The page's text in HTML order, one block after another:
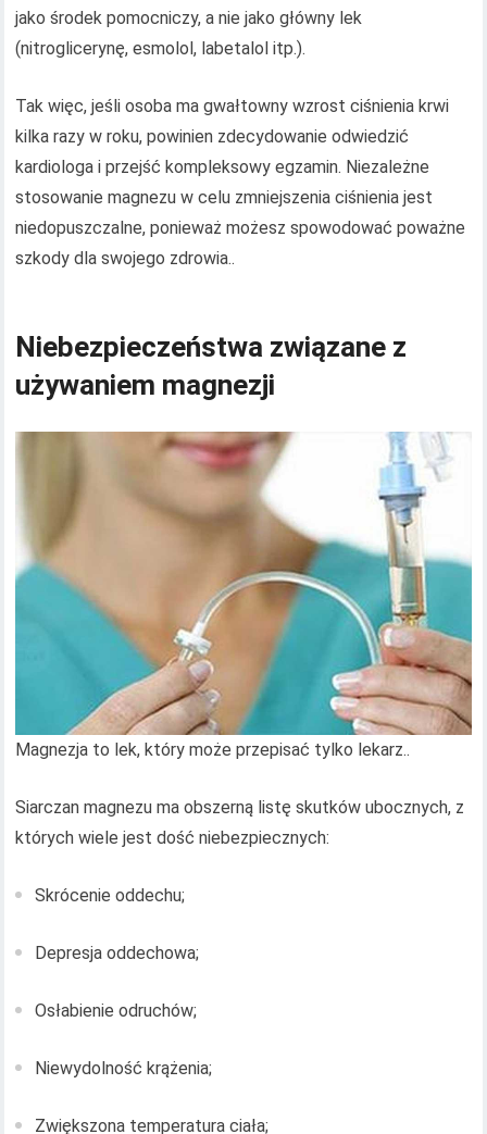
jako środek pomocniczy, a nie jako główny lek
(nitroglicerynę, esmolol, labetalol itp.).
Tak więc, jeśli osoba ma gwałtowny wzrost ciśnienia krwi
kilka razy w roku, powinien zdecydowanie odwiedzić
kardiologa i przejść kompleksowy egzamin. Niezależne
stosowanie magnezu w celu zmniejszenia ciśnienia jest
niedopuszczalne, ponieważ możesz spowodować poważne
szkody dla swojego zdrowia..
Niebezpieczeństwa związane z
używaniem magnezji
Magnezja to lek, który może przepisać tylko lekarz..
Siarczan magnezu ma obszerną listę skutków ubocznych, z
których wiele jest dość niebezpiecznych:
Skrócenie oddechu;
Depresja oddechowa;
Osłabienie odruchów;
Niewydolność krążenia;
Zwiększona temperatura ciała;